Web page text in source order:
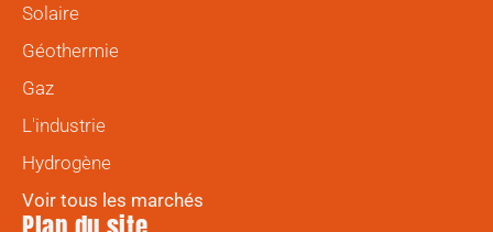
Solaire
Géothermie
Gaz
L'industrie
Hydrogène
Voir tous les marchés